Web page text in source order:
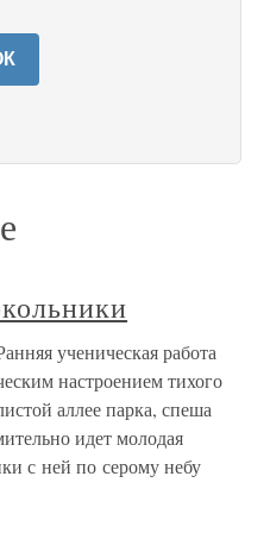
ученическая работа
настроением тихого
аллее парка, спеша
идет молодая
с ней по серому небу